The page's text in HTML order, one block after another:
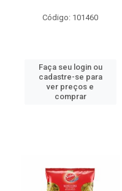
Código: 101460
Faça seu login ou
cadastre-se para
ver preços e
comprar